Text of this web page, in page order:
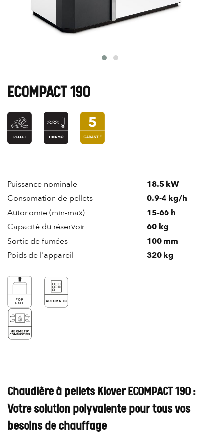
ECOMPACT 190
Puissance nominale
18.5 kW
Consomation de pellets
0.9-4 kg/h
Autonomie (min-max)
15-66 h
Capacité du réservoir
60 kg
Sortie de fumées
100 mm
Poids de l'appareil
320 kg
Chaudière à pellets Klover ECOMPACT 190 :
Votre solution polyvalente pour tous vos
besoins de chauffage